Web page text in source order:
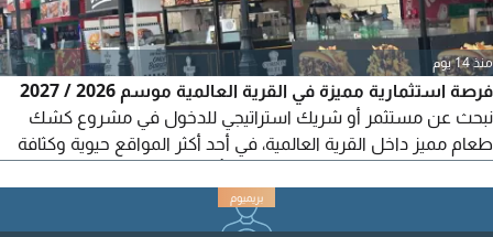
منذ 14 يوم
فرصة استثمارية مميزة في القرية العالمية موسم 2026 / 2027
نبحث عن مستثمر أو شريك استراتيجي للدخول في مشروع كشك
طعام مميز داخل القرية العالمية، في أحد أكثر المواقع حيوية وكثافة
عملية تتجاوز 8 سنوات داخل القرية، اضافة الى شبكة علاقات عامة
واسعة ساهمت في بناء مشروع مستقر وقابل للنمو. مقومات